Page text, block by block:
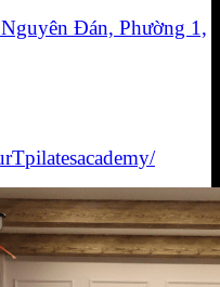
Đán, Phường 1,